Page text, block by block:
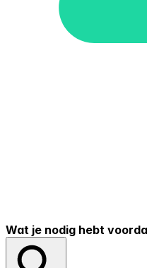
Wat je nodig hebt